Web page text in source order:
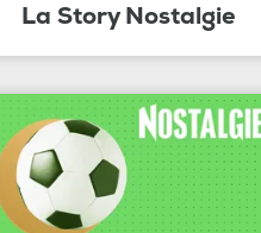
La Story Nostalgie